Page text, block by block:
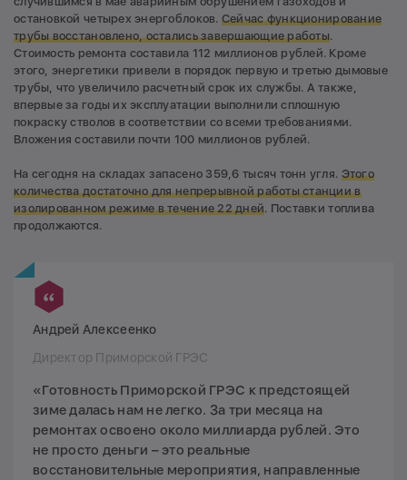
остановкой четырех энергоблоков. Сейчас функционирование
трубы восстановлено, остались завершающие работы.
Стоимость ремонта составила 112 миллионов рублей. Кроме
этого, энергетики привели в порядок первую и третью дымовые
трубы, что увеличило расчетный срок их службы. А также,
впервые за годы их эксплуатации выполнили сплошную
покраску стволов в соответствии со всеми требованиями.
Вложения составили почти 100 миллионов рублей.
На сегодня на складах запасено 359,6 тысяч тонн угля. Этого
количества достаточно для непрерывной работы станции в
изолированном режиме в течение 22 дней. Поставки топлива
продолжаются.
Андрей Алексеенко
Директор Приморской ГРЭС
«Готовность Приморской ГРЭС к предстоящей
зиме далась нам не легко. За три месяца на
ремонтах освоено около миллиарда рублей. Это
не просто деньги – это реальные
восстановительные мероприятия, направленные